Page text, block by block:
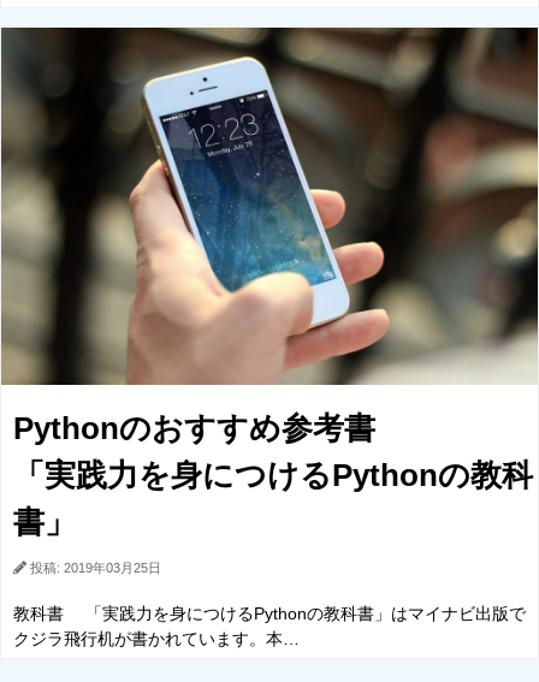
Pythonのおすすめ参考書
「実践力を身につけるPythonの教科
書」
投稿: 2019年03月25日
教科書 「実践力を身につけるPythonの教科書」はマイナビ出版で
クジラ飛行机が書かれています。本…